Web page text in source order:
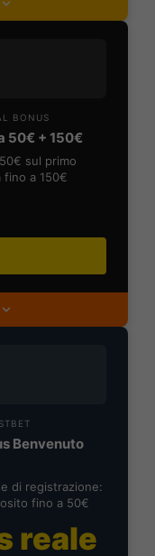
BONUS
50€ + 150€
sul primo
a 150€
Benvenuto
di registrazione:
fino a 50€
reale